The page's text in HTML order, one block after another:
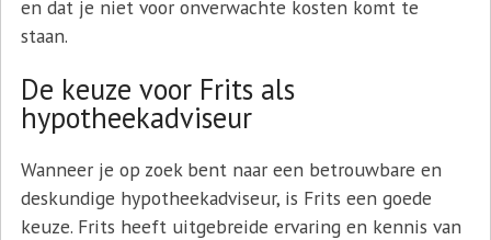
en dat je niet voor onverwachte kosten komt te
staan.
De keuze voor Frits als
hypotheekadviseur
Wanneer je op zoek bent naar een betrouwbare en
deskundige hypotheekadviseur, is Frits een goede
keuze. Frits heeft uitgebreide ervaring en kennis van